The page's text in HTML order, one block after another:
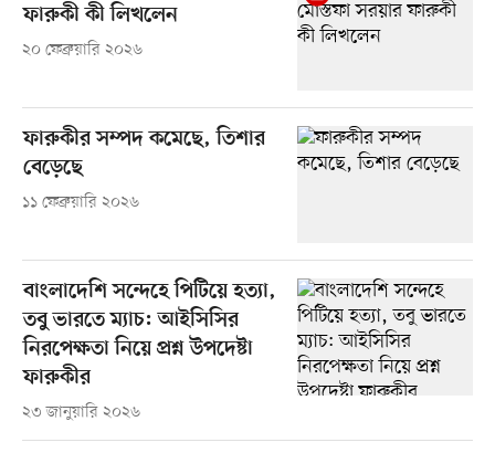
ফারুকী কী লিখলেন
২০ ফেব্রুয়ারি ২০২৬
ফারুকীর সম্পদ কমেছে, তিশার
বেড়েছে
১১ ফেব্রুয়ারি ২০২৬
বাংলাদেশি সন্দেহে পিটিয়ে হত্যা,
তবু ভারতে ম্যাচ: আইসিসির
নিরপেক্ষতা নিয়ে প্রশ্ন উপদেষ্টা
ফারুকীর
২৩ জানুয়ারি ২০২৬